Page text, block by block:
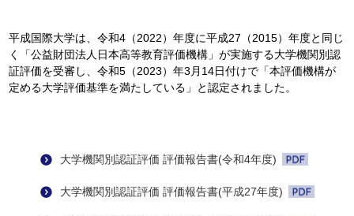
平成国際大学は、令和4（2022）年度に平成27（2015）年度と同じ
く「公益財団法人日本高等教育評価機構」が実施する大学機関別認
証評価を受審し、令和5（2023）年3月14日付けで「本評価機構が
定める大学評価基準を満たしている」と認定されました。
大学機関別認証評価 評価報告書(令和4年度)
大学機関別認証評価 評価報告書(平成27年度)